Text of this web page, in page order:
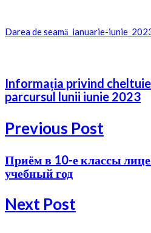
Darea de seamă_ianuarie-
Informația privind
parcursul lunii iunie 2023
Previous Post
Приём в 10-е классы
учебный год
Next Post